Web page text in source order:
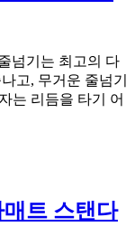
넘기는 최고의 다
고, 무거운 줄넘기
는 리듬을 타기 어
트 스탠다